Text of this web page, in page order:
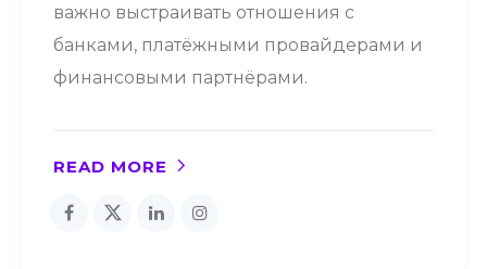
важно выстраивать отношения с
банками, платёжными провайдерами и
финансовыми партнёрами.
READ MORE